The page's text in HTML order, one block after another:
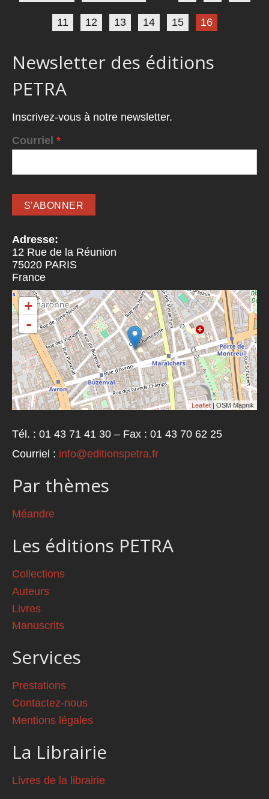
11 12 13 14 15 16
Newsletter des éditions
PETRA
Inscrivez-vous à notre newsletter.
Courriel *
Adresse:
12 Rue de la Réunion
75020 PARIS
France
+
-
Leaflet | OSM Mapnik
Tél. : 01 43 71 41 30 – Fax : 01 43 70 62 25
Courriel : info@editionspetra.fr
Par thèmes
Méandre
Les éditions PETRA
Collections
Auteurs
Livres
Manuscrits
Services
Prestations
Contactez-nous
Mentions légales
La Librairie
Livres de la librairie